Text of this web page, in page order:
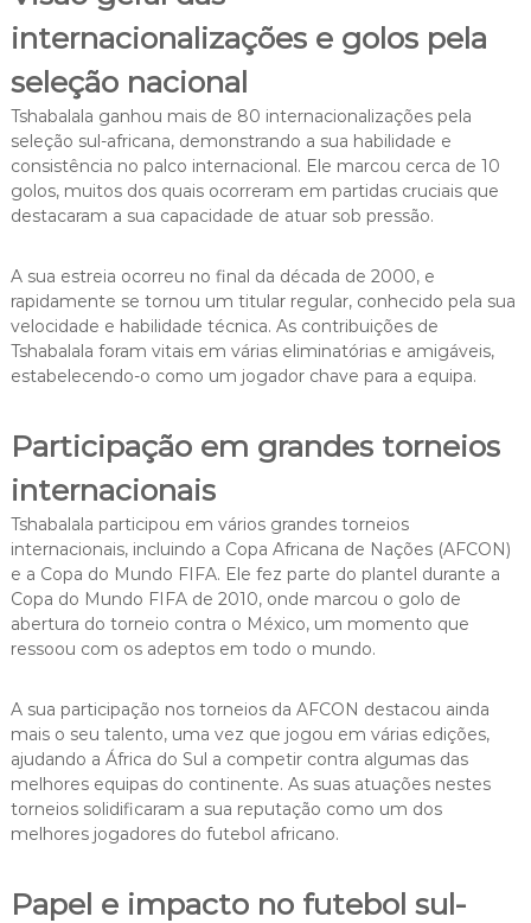
internacionalizações e golos pela
seleção nacional
Tshabalala ganhou mais de 80 internacionalizações pela
seleção sul-africana, demonstrando a sua habilidade e
consistência no palco internacional. Ele marcou cerca de 10
golos, muitos dos quais ocorreram em partidas cruciais que
destacaram a sua capacidade de atuar sob pressão.
A sua estreia ocorreu no final da década de 2000, e
rapidamente se tornou um titular regular, conhecido pela sua
velocidade e habilidade técnica. As contribuições de
Tshabalala foram vitais em várias eliminatórias e amigáveis,
estabelecendo-o como um jogador chave para a equipa.
Participação em grandes torneios
internacionais
Tshabalala participou em vários grandes torneios
internacionais, incluindo a Copa Africana de Nações (AFCON)
e a Copa do Mundo FIFA. Ele fez parte do plantel durante a
Copa do Mundo FIFA de 2010, onde marcou o golo de
abertura do torneio contra o México, um momento que
ressoou com os adeptos em todo o mundo.
A sua participação nos torneios da AFCON destacou ainda
mais o seu talento, uma vez que jogou em várias edições,
ajudando a África do Sul a competir contra algumas das
melhores equipas do continente. As suas atuações nestes
torneios solidificaram a sua reputação como um dos
melhores jogadores do futebol africano.
Papel e impacto no futebol sul-